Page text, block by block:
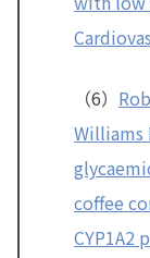
（6）
Williams
coffee
CYP1A2